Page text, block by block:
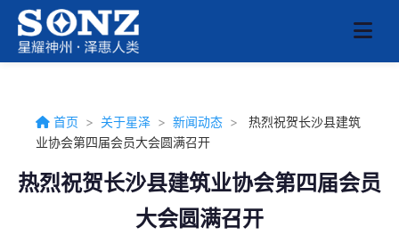
首页 > 关于星泽 > 新闻动态 >
热烈祝贺长沙县建筑
业协会第四届会员大会圆满召开
热烈祝贺长沙县建筑业协会第四届会员
大会圆满召开